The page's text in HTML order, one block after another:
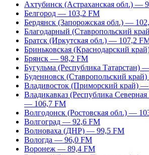
Ахтубинск (Астраханская обл.) —
Белгород — 103,2 FM
Бердянск (Запорожская обл.) —
Благодарный (Ставропольский
Братск (Иркутская обл.) — 107,2
Бриньковская (Краснодарский
Брянск — 98,2 FM
Бугульма (Республика Татарстан)
Буденновск (Ставропольский
Владивосток (Приморский край)
Владикавказ (Республика
— 106,7 FM
Волгодонск (Ростовская обл.) —
Волгоград — 92,6 FM
Волноваха (ДНР) — 99,5 FM
Вологда — 96,0 FM
Воронеж — 89,4 FM